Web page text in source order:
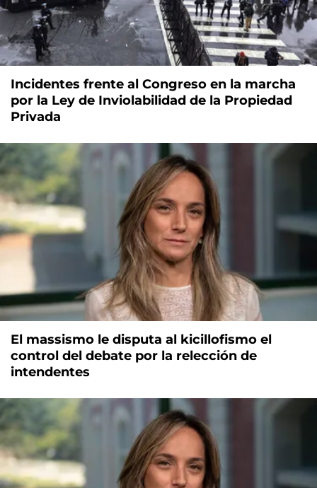
Incidentes frente al Congreso en la marcha
por la Ley de Inviolabilidad de la Propiedad
Privada
El massismo le disputa al kicillofismo el
control del debate por la relección de
intendentes